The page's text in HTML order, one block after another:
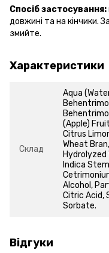
Спосіб застосування:
довжині та на кінчики.
змийте.
Характеристики
Склад
Aqua
(Apple)
Citrus
Wheat
Indica
Alcohol,
Citric Acid,
Sorbate.
Відгуки